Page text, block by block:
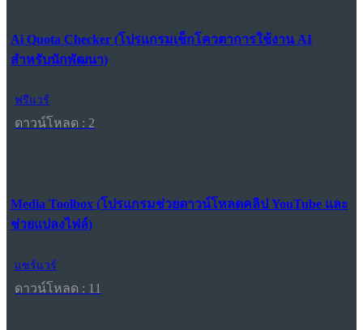
Ai Quota Checker (โปรแกรมเช็กโควตาการใช้งาน AI
สำหรับนักพัฒนา)
ฟรีแวร์
ดาวน์โหลด : 2
Media Toolbox (โปรแกรมช่วยดาวน์โหลดคลิป YouTube และ
ช่วยแปลงไฟล์)
แชร์แวร์
ดาวน์โหลด : 11